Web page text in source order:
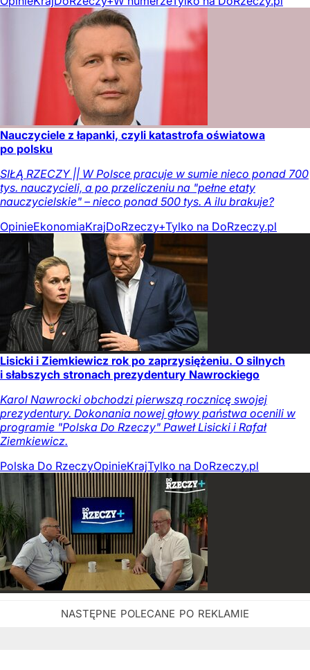
Nauczyciele z łapanki, czyli katastrofa oświatowa
po polsku
SIŁĄ RZECZY || W Polsce pracuje w sumie nieco ponad 700
tys. nauczycieli, a po przeliczeniu na "pełne etaty
nauczycielskie" – nieco ponad 500 tys. A ilu brakuje?
OpinieEkonomiaKrajDoRzeczy+Tylko na DoRzeczy.pl
Lisicki i Ziemkiewicz rok po zaprzysiężeniu. O silnych
i słabszych stronach prezydentury Nawrockiego
Karol Nawrocki obchodzi pierwszą rocznicę swojej
prezydentury. Dokonania nowej głowy państwa ocenili w
programie "Polska Do Rzeczy" Paweł Lisicki i Rafał
Ziemkiewicz.
Polska Do RzeczyOpinieKrajTylko na DoRzeczy.pl